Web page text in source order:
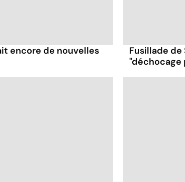
encore de nouvelles
Fusillade
"déchocage